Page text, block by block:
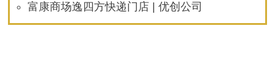
富康商场逸四方快递门店 | 优创公司